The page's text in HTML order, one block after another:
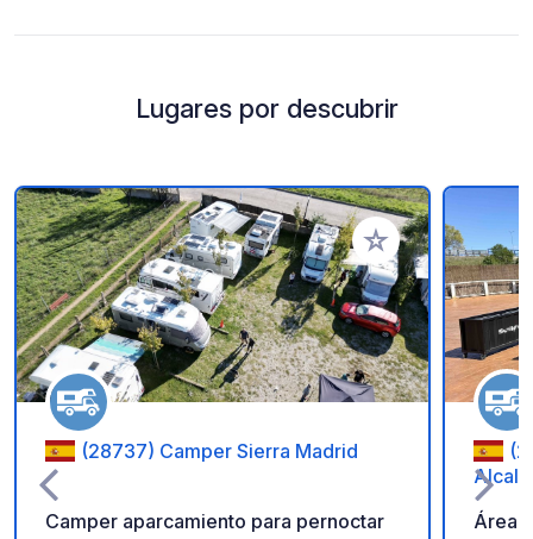
Lugares por descubrir
Añadir a tus
(28737) Camper Sierra Madrid
Camper aparcamiento para pernoctar
Área